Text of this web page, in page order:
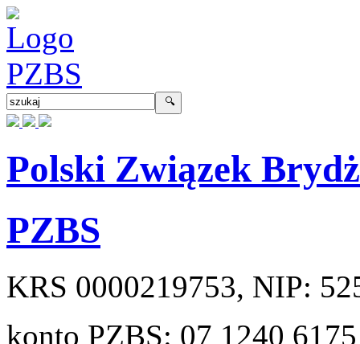
Polski Związek
PZBS
KRS 0000219753, NIP:
konto PZBS: 07 1240